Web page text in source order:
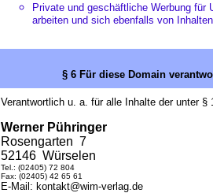
Private und geschäftliche Werbung für
arbeiten und sich ebenfalls von
§ 6 Für diese Domain
Verantwortlich u. a. für alle Inhalte der unter
Werner Pühringer
Rosengarten 7
52146 Würselen
Tel.: (02405) 72 804
Fax: (02405) 42 65 61
E-Mail: kontakt@wim-verlag.de